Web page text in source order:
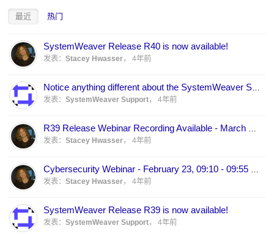
最近 热门
SystemWeaver Release R40 is now available!
发表： Stacey Hwasser， 4年前
发表： SystemWeaver Support， 4年前
发表： Stacey Hwasser， 4年前
发表： Stacey Hwasser， 4年前
SystemWeaver Release R39 is now available!
发表： SystemWeaver Support， 4年前